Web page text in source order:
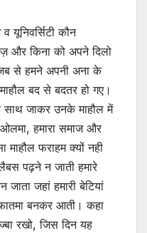
यूनिवर्सिटी कौन
और किना को अपने दिलो
से हमने अपनी अना के
बद से बदतर हो गए।
साथ जाकर उनके माहौल में
हमारा समाज और
माहौल फराहम क्यों नही
पढ़ने न जाती हमारे
जहां हमारी बेटियां
बनकर आती। कहा
रखो, जिस दिन यह